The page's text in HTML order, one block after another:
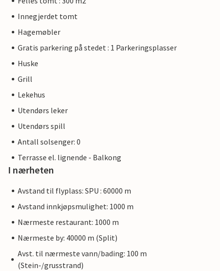
Innegjerdet tomt
Hagemøbler
Gratis parkering på stedet : 1 Parkeringsplasser
Huske
Grill
Lekehus
Utendørs leker
Utendørs spill
Antall solsenger: 0
Terrasse el. lignende - Balkong
I nærheten
Avstand til flyplass: SPU : 60000 m
Avstand innkjøpsmulighet: 1000 m
Nærmeste restaurant: 1000 m
Nærmeste by: 40000 m (Split)
Avst. til nærmeste vann/bading: 100 m
(Stein-/grusstrand)